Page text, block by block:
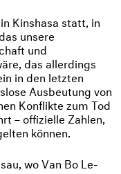
Kinshasa statt, in
unsere
und
das allerdings
in den letzten
Ausbeutung von
Konflikte zum Tod
– offizielle Zahlen,
können.
wo Van Bo Le-